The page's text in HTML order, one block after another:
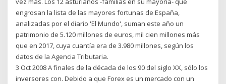
engrosan la lista de las mayores fortunas de España,
analizadas por el diario 'El Mundo', suman este año un
patrimonio de 5.120 millones de euros, mil cien millones más
que en 2017, cuya cuantía era de 3.980 millones, según los
datos de la Agencia Tributaria.
3 Oct 2008 A finales de la década de los 90 del siglo XX, sólo los
inversores con. Debido a que Forex es un mercado con un